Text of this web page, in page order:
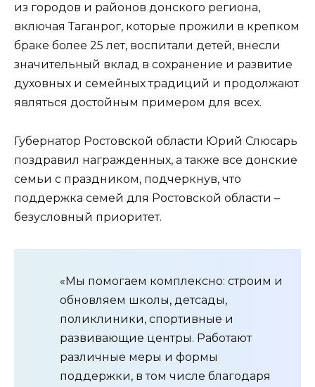
из городов и районов донского региона,
включая Таганрог, которые прожили в крепком
браке более 25 лет, воспитали детей, внесли
значительный вклад в сохранение и развитие
духовных и семейных традиций и продолжают
являться достойным примером для всех.
Губернатор Ростовской области Юрий Слюсарь
поздравил награжденных, а также все донские
семьи с праздником, подчеркнув, что
поддержка семей для Ростовской области –
безусловный приоритет.
«Мы помогаем комплексно: строим и
обновляем школы, детсады,
поликлиники, спортивные и
развивающие центры. Работают
различные меры и формы
поддержки, в том числе благодаря